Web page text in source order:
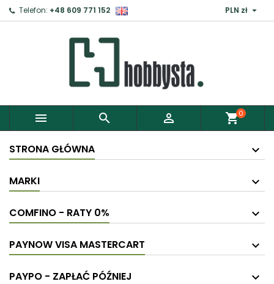
Telefon: +48 609 771 152 PLN zł 
   shopping_cart0
STRONA GŁÓWNA
MARKI
COMFINO - RATY 0%
PAYNOW VISA MASTERCART
PAYPO - ZAPŁAĆ PÓŹNIEJ